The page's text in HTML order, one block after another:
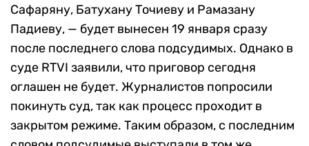
Сафаряну, Батухану Точиеву и Рамазану
Падиеву, — будет вынесен 19 января сразу
после последнего слова подсудимых. Однако в
суде RTVI заявили, что приговор сегодня
оглашен не будет. Журналистов попросили
покинуть суд, так как процесс проходит в
закрытом режиме. Таким образом, с последним